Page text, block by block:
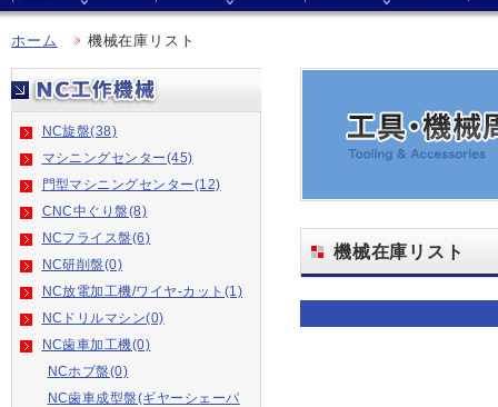
ホーム 機械在庫リスト
NC旋盤(38)
マシニングセンター(45)
門型マシニングセンター(12)
CNC中ぐり盤(8)
NCフライス盤(6)
NC研削盤(0)
NC放電加工機/ワイヤ-カット(1)
NCドリルマシン(0)
NC歯車加工機(0)
NCホブ盤(0)
NC歯車成型盤(ギヤーシェーパ
機械在庫リスト